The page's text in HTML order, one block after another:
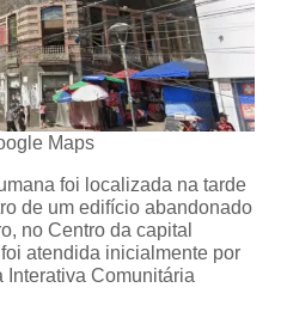
Maps
foi localizada na tarde
de um edifício abandonado
no Centro da capital
atendida inicialmente por
Interativa Comunitária